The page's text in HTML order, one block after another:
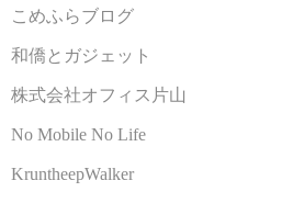
こめふらブログ
和僑とガジェット
株式会社オフィス片山
No Mobile No Life
KruntheepWalker